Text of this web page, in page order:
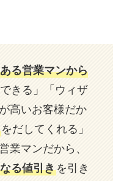
る営業マンから
きる」「ウィザ
高いお客様だか
をだしてくれる」
業マンだから、
る値引きを引き